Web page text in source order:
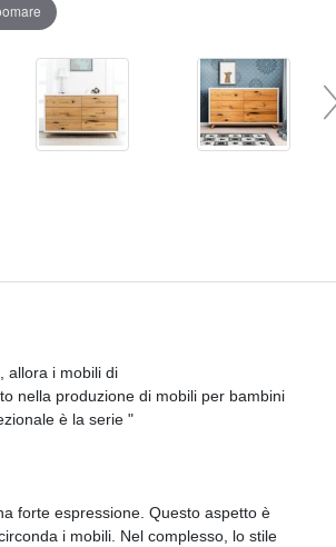
allora i mobili di
nella produzione di mobili per bambini
è la serie "
forte espressione. Questo aspetto è
i mobili. Nel complesso, lo stile